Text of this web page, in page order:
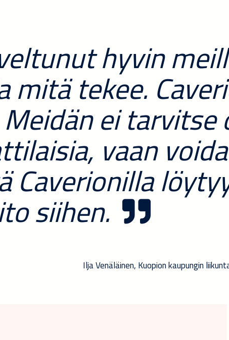
hyvin
tekee.
ei tarvitse
vaan
Caverionilla
siihen.
Ilja Venäläinen, Kuopion kaupungin